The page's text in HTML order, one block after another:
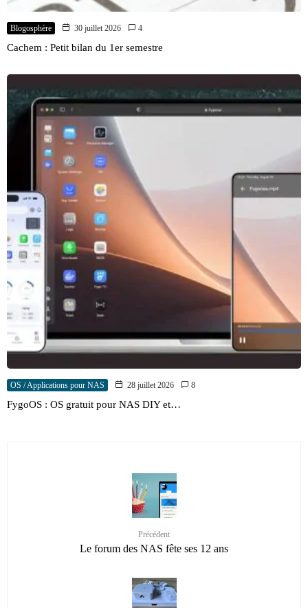
Blogosphère 30 juillet 2026 4
Cachem : Petit bilan du 1er semestre
OS / Applications pour NAS 28 juillet 2026 8
FygoOS : OS gratuit pour NAS DIY et…
Précédent
Le forum des NAS fête ses 12 ans